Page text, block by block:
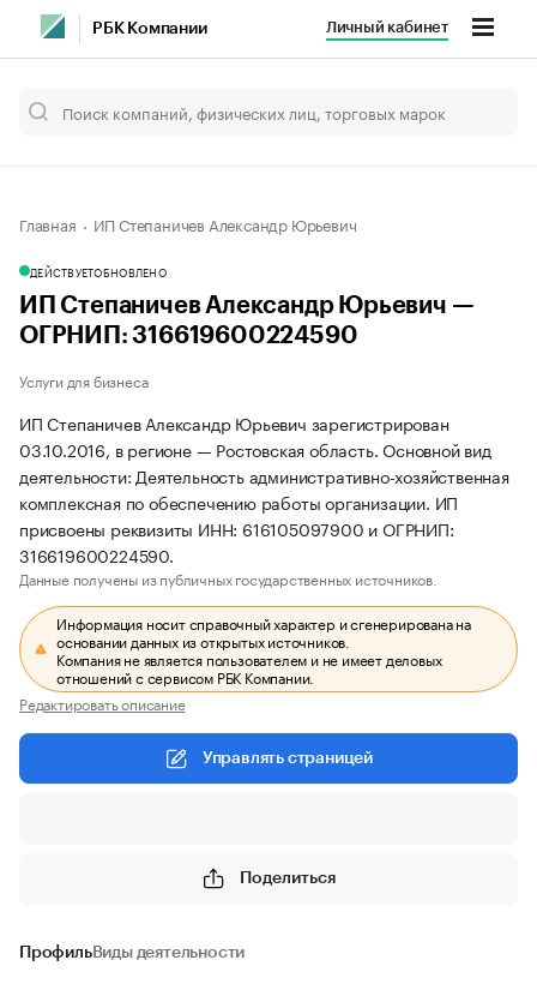
РБК Компании Личный кабинет
Главная ИП Степаничев Александр Юрьевич
ДЕЙСТВУЕТОБНОВЛЕНО
ИП Степаничев Александр Юрьевич —
ОГРНИП: 316619600224590
Услуги для бизнеса
ИП Степаничев Александр Юрьевич зарегистрирован
03.10.2016, в регионе — Ростовская область. Основной вид
деятельности: Деятельность административно-хозяйственная
комплексная по обеспечению работы организации. ИП
присвоены реквизиты ИНН: 616105097900 и ОГРНИП:
316619600224590.
Данные получены из публичных государственных источников.
Информация носит справочный характер и сгенерирована на
основании данных из открытых источников.
Компания не является пользователем и не имеет деловых
отношений с сервисом РБК Компании.
Редактировать описание
Управлять страницей
Поделиться
ПрофильВиды деятельности